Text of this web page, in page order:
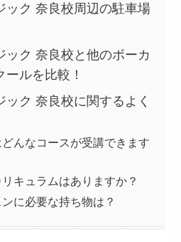
ック 奈良校周辺の駐車場
ック 奈良校と他のボーカ
ールを比較！
ック 奈良校に関するよく
んなコースが受講できます
キュラムはありますか？
に必要な持ち物は？